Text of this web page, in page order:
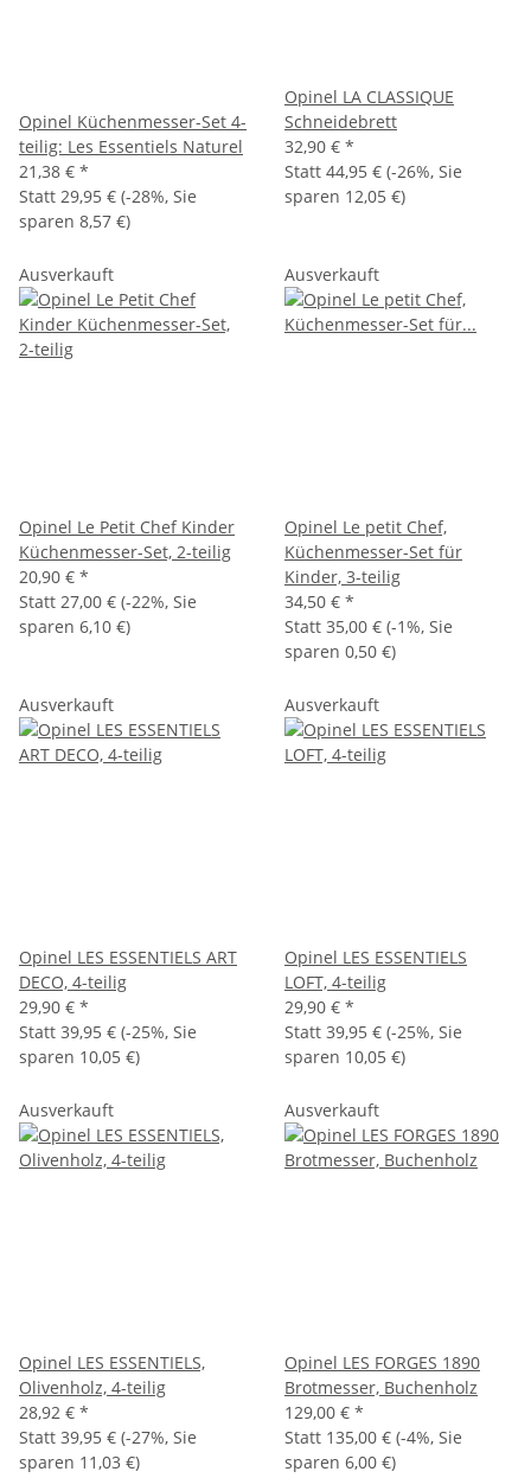
Opinel Küchenmesser-Set 4-
teilig: Les Essentiels Naturel
21,38 € *
Statt 29,95 € (-28%, Sie
sparen 8,57 €)
Opinel LA CLASSIQUE
Schneidebrett
32,90 € *
Statt 44,95 € (-26%, Sie
sparen 12,05 €)
Ausverkauft
Opinel Le Petit Chef Kinder
Küchenmesser-Set, 2-teilig
20,90 € *
Statt 27,00 € (-22%, Sie
sparen 6,10 €)
Ausverkauft
Opinel Le petit Chef,
Küchenmesser-Set für
Kinder, 3-teilig
34,50 € *
Statt 35,00 € (-1%, Sie
sparen 0,50 €)
Ausverkauft
Opinel LES ESSENTIELS ART
DECO, 4-teilig
29,90 € *
Statt 39,95 € (-25%, Sie
sparen 10,05 €)
Ausverkauft
Opinel LES ESSENTIELS
LOFT, 4-teilig
29,90 € *
Statt 39,95 € (-25%, Sie
sparen 10,05 €)
Ausverkauft
Opinel LES ESSENTIELS,
Olivenholz, 4-teilig
28,92 € *
Statt 39,95 € (-27%, Sie
sparen 11,03 €)
Ausverkauft
Opinel LES FORGES 1890
Brotmesser, Buchenholz
129,00 € *
Statt 135,00 € (-4%, Sie
sparen 6,00 €)